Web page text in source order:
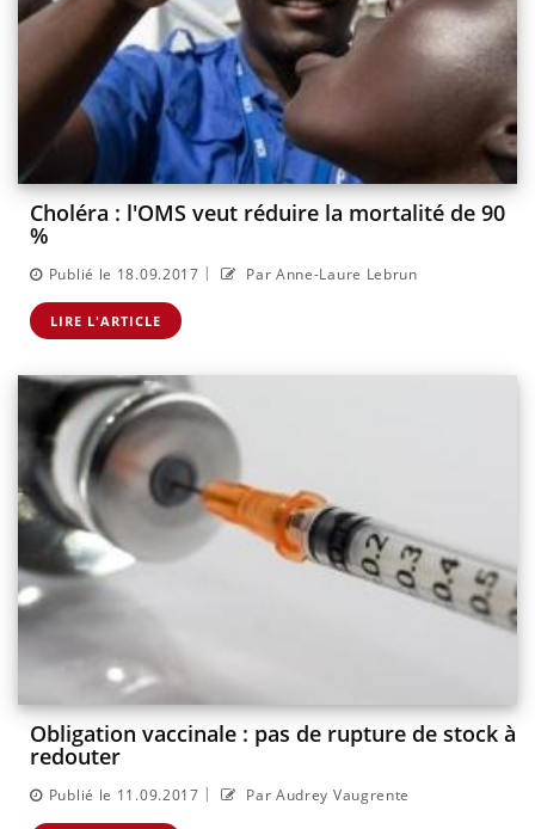
Choléra : l'OMS veut réduire la mortalité de 90
%
Publié le 18.09.2017 | Par Anne-Laure Lebrun
LIRE L'ARTICLE
Obligation vaccinale : pas de rupture de stock à
redouter
Publié le 11.09.2017 | Par Audrey Vaugrente